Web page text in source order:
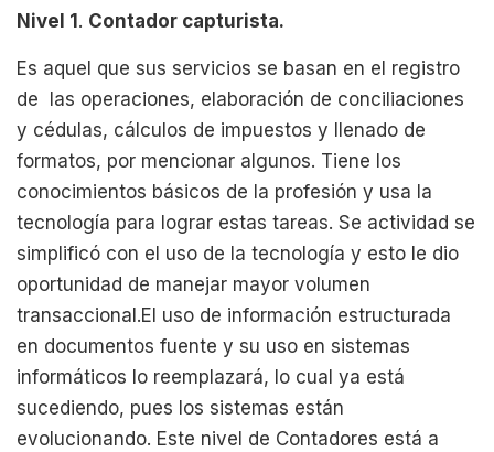
Nivel 1 . Contador capturista.
Es aquel que sus servicios se basan en el registro
de las operaciones, elaboración de conciliaciones
y cédulas, cálculos de impuestos y llenado de
formatos, por mencionar algunos. Tiene los
conocimientos básicos de la profesión y usa la
tecnología para lograr estas tareas. Se actividad se
simplificó con el uso de la tecnología y esto le dio
oportunidad de manejar mayor volumen
transaccional.El uso de información estructurada
en documentos fuente y su uso en sistemas
informáticos lo reemplazará, lo cual ya está
sucediendo, pues los sistemas están
evolucionando. Este nivel de Contadores está a